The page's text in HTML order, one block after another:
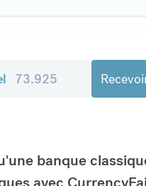
73.925
banque
avec